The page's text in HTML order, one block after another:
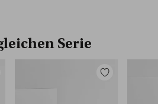
Serie
Zu